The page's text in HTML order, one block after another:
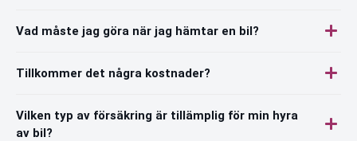
Vad måste jag göra när jag hämtar en bil?
Tillkommer det några kostnader?
Vilken typ av försäkring är tillämplig för min hyra
av bil?